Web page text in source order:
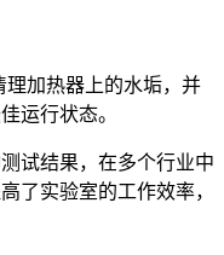
加热器上的水垢，并
运行状态。
试结果，在多个行业中
了实验室的工作效率，